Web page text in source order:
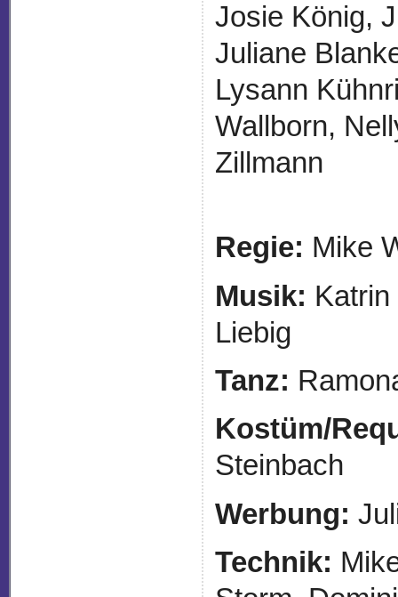
Josie König,
Juliane
Lysann
Wallborn,
Zillmann
Regie: Mike
Musik:
Liebig
Tanz:
Kostüm/
Steinbach
Werbung:
Technik: